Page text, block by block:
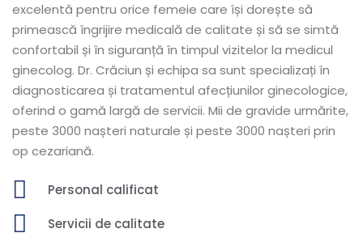
excelentă pentru orice femeie care își dorește să
primească îngrijire medicală de calitate și să se simtă
confortabil și în siguranță în timpul vizitelor la medicul
ginecolog. Dr. Crăciun și echipa sa sunt specializați în
diagnosticarea și tratamentul afecțiunilor ginecologice,
oferind o gamă largă de servicii. Mii de gravide urmărite,
peste 3000 nașteri naturale și peste 3000 nașteri prin
op cezariană.
Personal calificat
Servicii de calitate